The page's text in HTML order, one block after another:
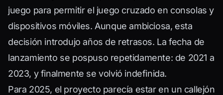
juego para permitir el juego cruzado en consolas y
dispositivos móviles. Aunque ambiciosa, esta
decisión introdujo años de retrasos. La fecha de
lanzamiento se pospuso repetidamente: de 2021 a
2023, y finalmente se volvió indefinida.
Para 2025, el proyecto parecía estar en un callejón